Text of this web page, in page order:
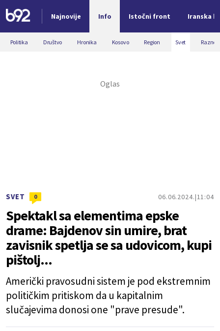
Najnovije Info Istočni front Iranska
Nova vest
Politika Društvo Hronika Kosovo Region Svet Razno
SVET 0 06.06.2024. 11:04
Spektakl sa elementima epske
drame: Bajdenov sin umire, brat
zavisnik spetlja se sa udovicom, kupi
pištolj...
Američki pravosudni sistem je pod ekstremnim
političkim pritiskom da u kapitalnim
slučajevima donosi one "prave presude".